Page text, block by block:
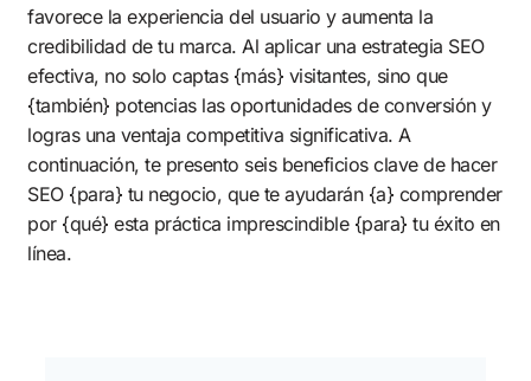
favorece la experiencia del usuario y aumenta la
credibilidad de tu marca. Al aplicar una estrategia SEO
efectiva, no solo captas {más} visitantes, sino que
{también} potencias las oportunidades de conversión y
logras una ventaja competitiva significativa. A
continuación, te presento seis beneficios clave de hacer
SEO {para} tu negocio, que te ayudarán {a} comprender
por {qué} esta práctica imprescindible {para} tu éxito en
línea.